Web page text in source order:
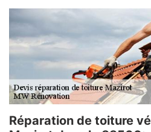
Réparation de toiture